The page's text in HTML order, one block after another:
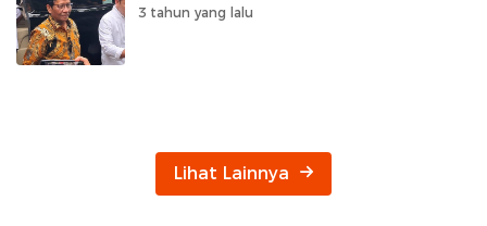
3 tahun yang lalu
Lihat Lainnya